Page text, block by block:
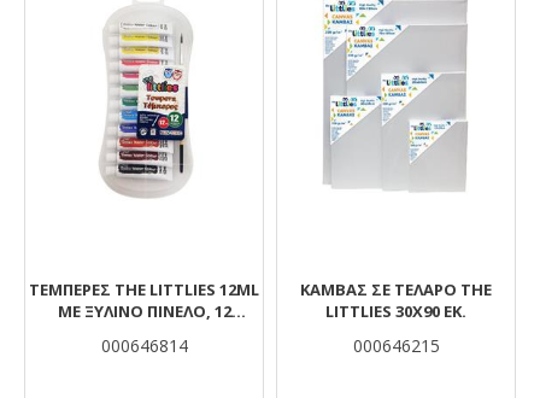
ΤΈΜΠΕΡΕΣ THE LITTLIES 12ML
ΜΕ ΞΎΛΙΝΟ ΠΙΝΈΛΟ, 12
000646814
ΚΑΜΒΆΣ ΣΕ ΤΕΛΆΡΟ THE
LITTLIES 30X90 ΕΚ.
000646215